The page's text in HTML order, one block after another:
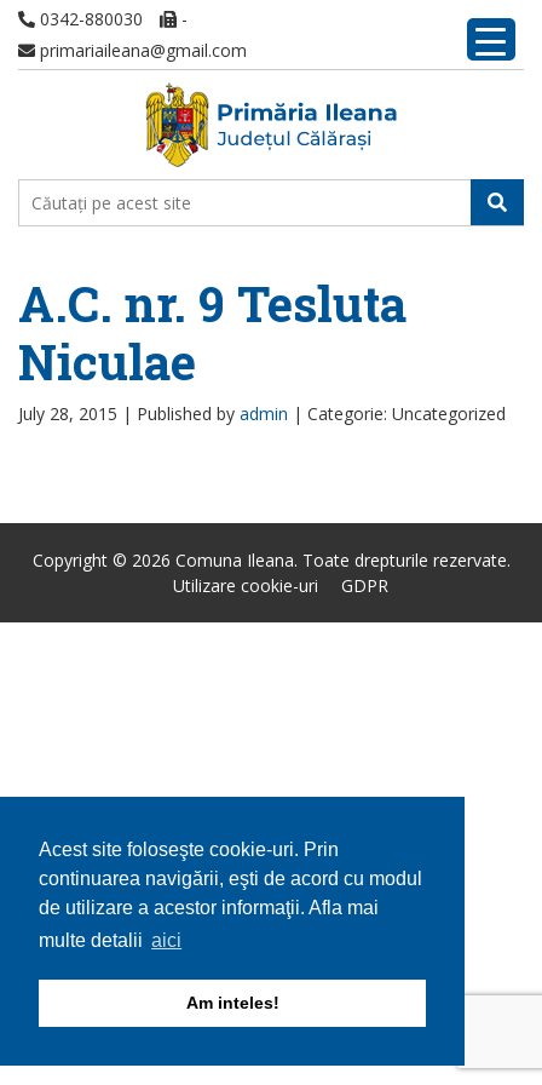
Acest site foloseşte cookie-uri. Prin
continuarea navigării, eşti de acord cu modul
de utilizare a acestor informaţii. Afla mai
multe detalii aici
Am inteles!
0342-880030
-
primariaileana@gmail.com
A.C. nr. 9 Tesluta
Niculae
July 28, 2015 | Published by admin | Categorie: Uncategorized
Copyright © 2026 Comuna Ileana. Toate drepturile rezervate.
Utilizare cookie-uri
GDPR